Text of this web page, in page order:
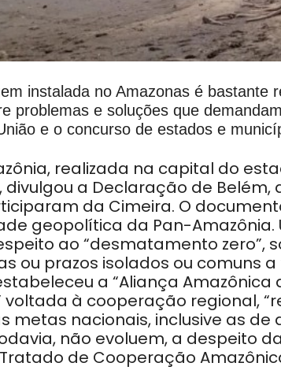
instalada no Amazonas é bastante
problemas e soluções que
e o concurso de estados e
realizada na capital do
a Declaração de Belém,
da Cimeira. O
geopolítica da Pan-
ao “desmatamento zero”,
ou prazos isolados ou comuns
a “Aliança
à cooperação regional,
metas nacionais, inclusive as de
não evoluem, a despeito
de Cooperação